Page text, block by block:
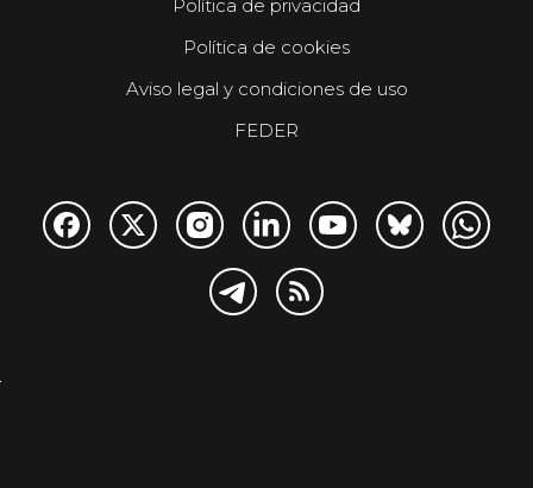
Política de privacidad
Política de cookies
Aviso legal y condiciones de uso
FEDER